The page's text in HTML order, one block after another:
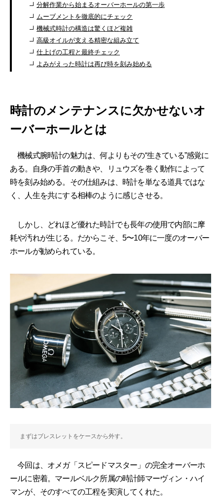
分解作業から始まるオーバーホールの第一歩
ムーブメントを徹底的にチェック
機械式時計の構造は驚くほど複雑
高級オイルが支える精密な組み立て
仕上げの工程と最終チェック
よみがえった時計は再び時を刻み始める
時計のメンテナンスに欠かせないオ
ーバーホールとは
機械式腕時計の魅力は、何よりもその“生きている”感覚に
ある。自身の手首の動きや、リュウズを巻く動作によって
時を刻み始める。その仕組みは、時計を単なる道具ではな
く、人生を共にする相棒のように感じさせる。
しかし、どれほど優れた時計でも長年の使用で内部に摩
耗や汚れが生じる。だからこそ、5〜10年に一度のオーバー
ホールが勧められている。
まずはブレスレットをケースから外す。
今回は、オメガ「スピードマスター」の完全オーバーホ
ールに密着。マールベルク所属の時計師マーヴィン・ハイ
マンが、そのすべての工程を実演してくれた。